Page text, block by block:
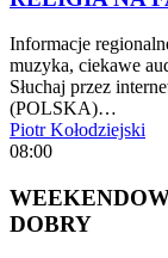
Informacje
muzyka, ciekawe
Słuchaj przez
(POLSKA)…
Piotr Kołodziejski
08:00
DOBRY